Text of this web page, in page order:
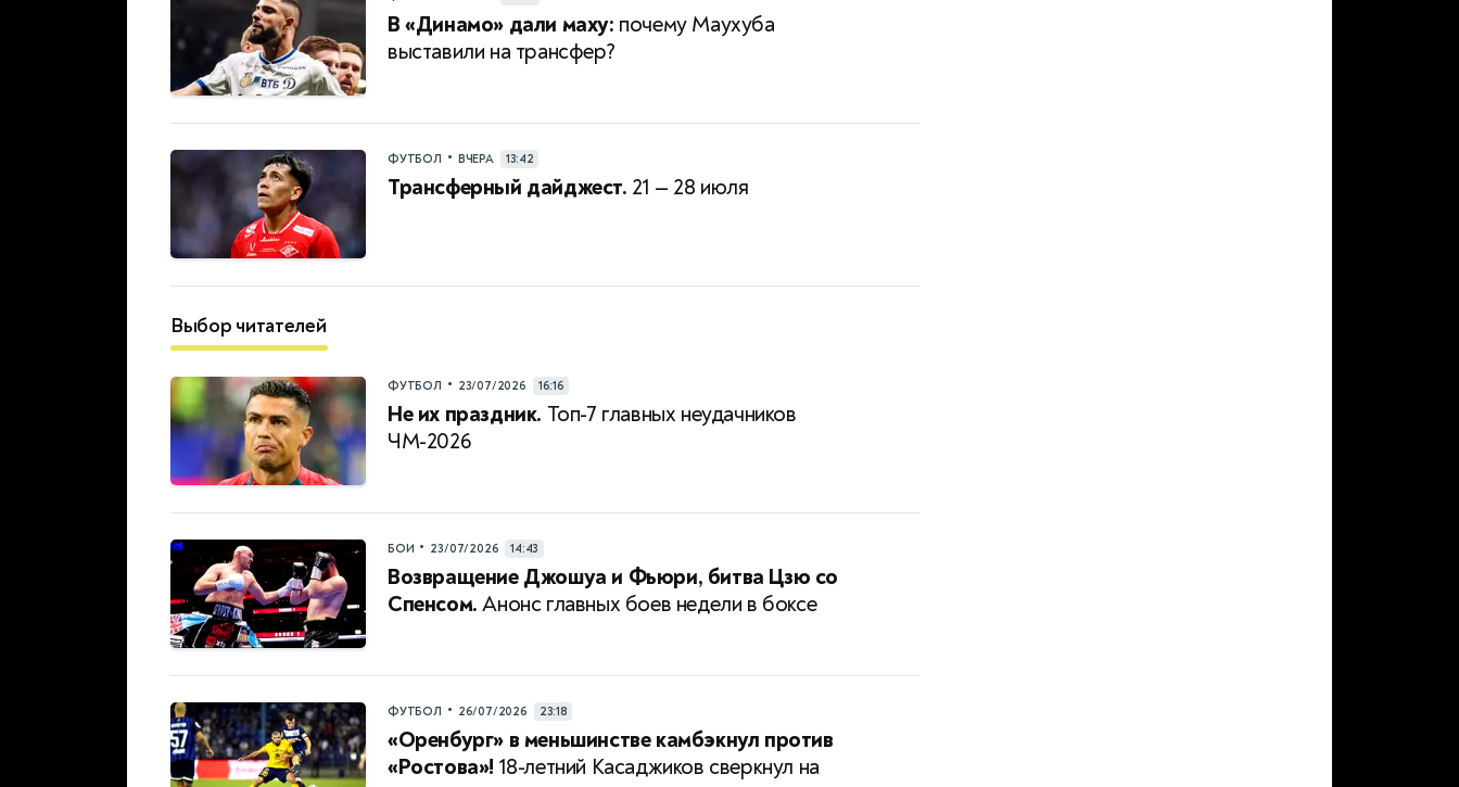
В «Динамо» дали маху: почему Маухуба
выставили на трансфер?
ФУТБОЛ • ВЧЕРА 13:42
Трансферный дайджест. 21 — 28 июля
Выбор читателей
ФУТБОЛ • 23/07/2026 16:16
Не их праздник. Топ-7 главных неудачников
ЧМ-2026
БОИ • 23/07/2026 14:43
Возвращение Джошуа и Фьюри, битва Цзю со
Спенсом. Анонс главных боев недели в боксе
ФУТБОЛ • 26/07/2026 23:18
«Оренбург» в меньшинстве камбэкнул против
«Ростова»! 18-летний Касаджиков сверкнул на